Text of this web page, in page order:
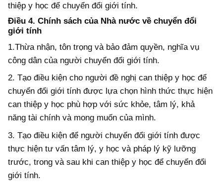
thiệp y học để chuyển đổi giới tính.
Điều 4. Chính sách của Nhà nước về chuyển đổi
giới tính
1.Thừa nhận, tôn trọng và bảo đảm quyền, nghĩa vụ
công dân của người chuyển đổi giới tính.
2. Tạo điều kiện cho người đề nghị can thiệp y học để
chuyển đổi giới tính được lựa chọn hình thức thực hiện
can thiệp y học phù hợp với sức khỏe, tâm lý, khả
năng tài chính và mong muốn của mình.
3. Tạo điều kiện để người chuyển đổi giới tính được
thực hiện tư vấn tâm lý, y học và pháp lý kỹ lưỡng
trước, trong và sau khi can thiệp y học để chuyển đổi
giới tính.